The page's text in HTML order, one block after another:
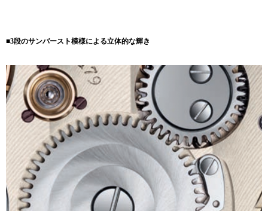
■3段のサンバースト模様による立体的な輝き